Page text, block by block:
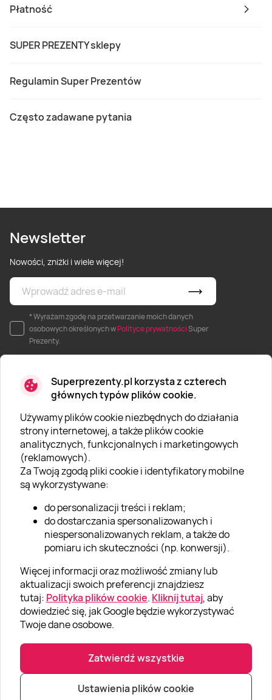
Superprezenty.pl korzysta z czterech
głównych typów plików cookie.
Używamy plików cookie niezbędnych do działania
strony internetowej, a także plików cookie
analitycznych, funkcjonalnych i marketingowych
(reklamowych).
Za Twoją zgodą pliki cookie i identyfikatory mobilne
są wykorzystywane:
do personalizacji treści i reklam;
do dostarczania spersonalizowanych i
niespersonalizowanych reklam, a także do
pomiaru ich skuteczności (np. konwersji).
Więcej informacji oraz możliwość zmiany lub
aktualizacji swoich preferencji znajdziesz
tutaj: Polityka plików cookie. Kliknij tutaj, aby
dowiedzieć się, jak Google będzie wykorzystywać
Twoje dane osobowe.
Zatwierdź wszystkie
Ustawienia plików cookie
Płatność
SUPER PREZENTY sklepy
Regulamin Super Prezentów
Często zadawane pytania
Newsletter
Nowości, zniżki i wiele więcej!
* Wyrażam zgodę na przetwarzanie moich danych
osobowych określonych wPolityce prywatnościSuper
Prezenty.
O SUPERPREZENTY
O nas
Aktualności
Kariera w Super Prezentach
Klub Lojalnościowy
Dodaj recenzję
Informacje
GRUPA „SUPER PREZENTY“
© Super prezenty 2026|info@superprezenty.pl|22 395 57 20